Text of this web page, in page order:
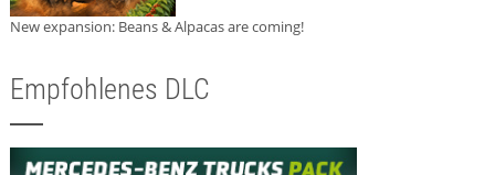
New expansion: Beans & Alpacas are coming!
Empfohlenes DLC